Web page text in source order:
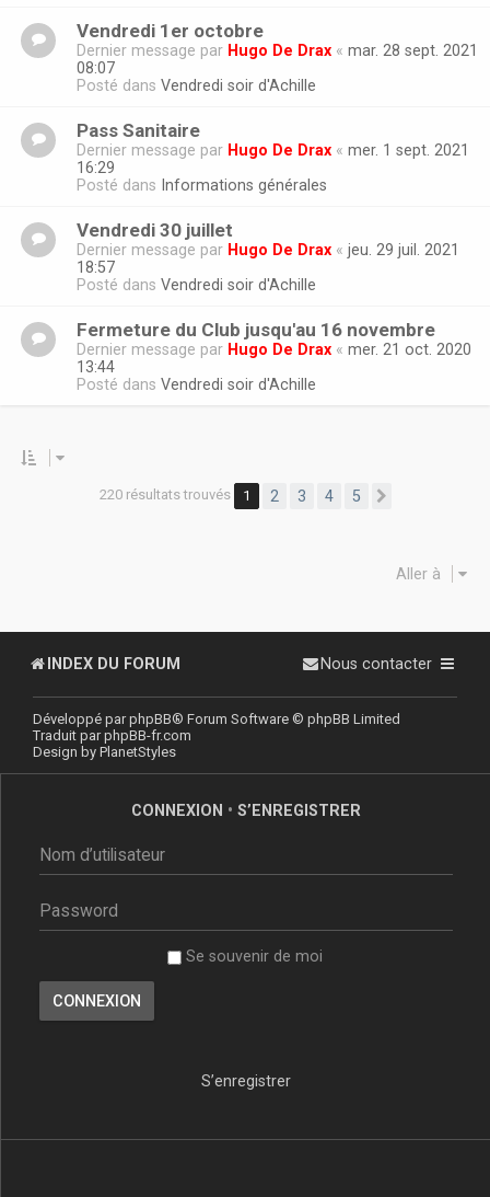
Vendredi 1er octobre
Dernier message par Hugo De Drax « mar. 28 sept. 2021
08:07
Posté dans Vendredi soir d'Achille
Pass Sanitaire
Dernier message par Hugo De Drax « mer. 1 sept. 2021
16:29
Posté dans Informations générales
Vendredi 30 juillet
Dernier message par Hugo De Drax « jeu. 29 juil. 2021
18:57
Posté dans Vendredi soir d'Achille
Fermeture du Club jusqu'au 16 novembre
Dernier message par Hugo De Drax « mer. 21 oct. 2020
13:44
Posté dans Vendredi soir d'Achille
220 résultats trouvés 1 2 3 4 5
Aller à
INDEX DU FORUM Nous contacter
Développé parphpBB® Forum Software © phpBB Limited
Traduit parphpBB-fr.com
Design by PlanetStyles
CONNEXION • S’ENREGISTRER
Se souvenir de moi
S’enregistrer